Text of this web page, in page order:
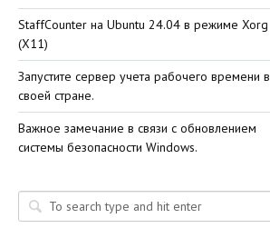
StaffСounter на Ubuntu 24.04 в режиме Xorg
(X11)
Запустите сервер учета рабочего времени в
своей стране.
Важное замечание в связи с обновлением
системы безопасности Windows.